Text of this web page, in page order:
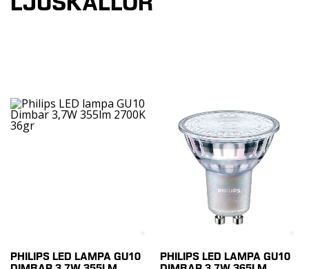
PHILIPS LED LAMPA GU10
PHILIPS LED LAMPA GU10